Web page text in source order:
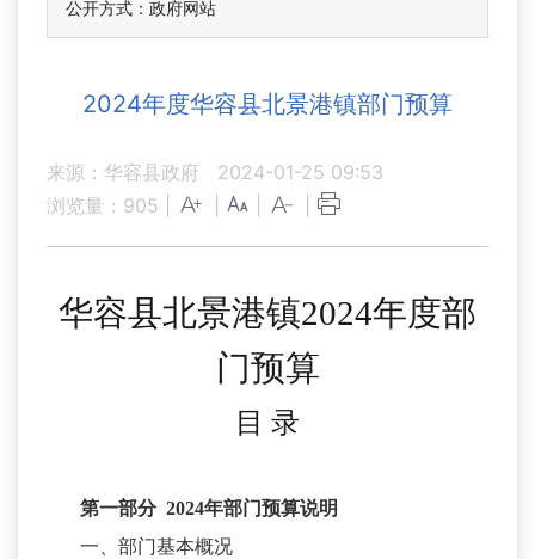
公开方式：政府网站
2024年度华容县北景港镇部门预算
来源：华容县政府
2024-01-25 09:53
浏览量： 905
华容县北景港镇2024年度部
门预算
目 录
第一部分2024年部门预算说明
一、部门基本概况